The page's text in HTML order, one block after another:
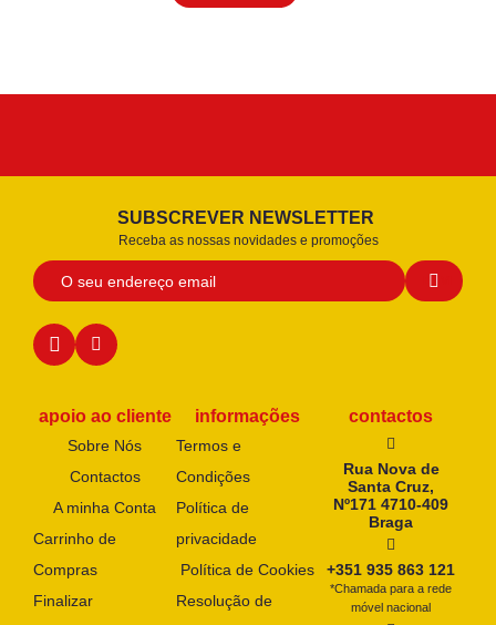
SUBSCREVER NEWSLETTER
Receba as nossas novidades e promoções
apoio ao cliente
Sobre Nós
Contactos
A minha Conta
Carrinho de
Compras
Finalizar
informações
Termos e
Condições
Política de
privacidade
Política de Cookies
Resolução de
contactos
Rua Nova de
Santa Cruz,
Nº171 4710-409
Braga
+351 935 863 121
*Chamada para a rede
móvel nacional